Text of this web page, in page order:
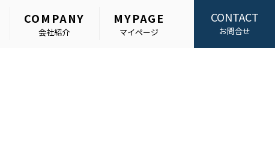
COMPANY
会社紹介
MYPAGE
マイページ
CONTACT
お問合せ